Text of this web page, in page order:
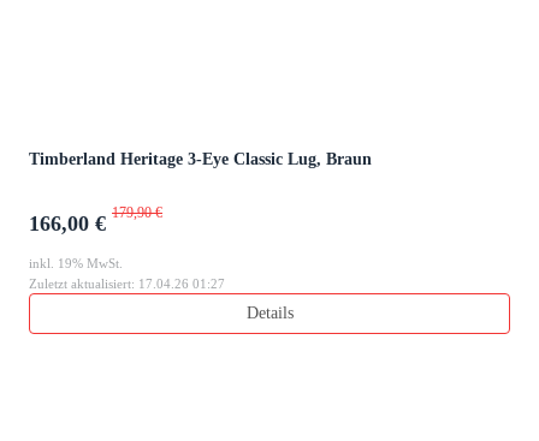
Timberland Heritage 3-Eye Classic Lug, Braun
166,00 € 179,90 €
inkl. 19% MwSt.
Zuletzt aktualisiert: 17.04.26 01:27
Details